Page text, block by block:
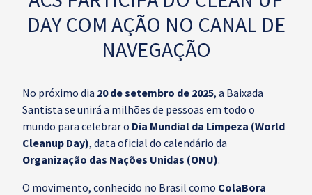
DAY COM AÇÃO NO CANAL DE
NAVEGAÇÃO
No próximo dia 20 de setembro de 2025, a Baixada
Santista se unirá a milhões de pessoas em todo o
mundo para celebrar o Dia Mundial da Limpeza (World
Cleanup Day), data oficial do calendário da
Organização das Nações Unidas (ONU).
O movimento, conhecido no Brasil como ColaBora